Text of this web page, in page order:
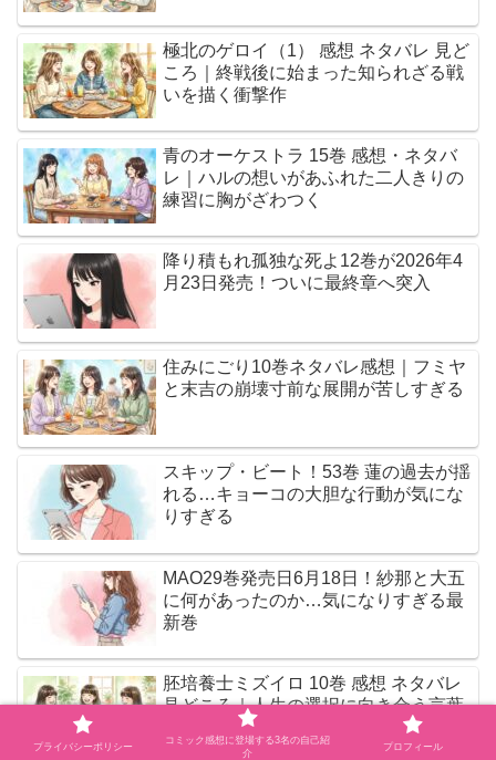
極北のゲロイ（1） 感想 ネタバレ 見ど
ころ｜終戦後に始まった知られざる戦
いを描く衝撃作
青のオーケストラ 15巻 感想・ネタバ
レ｜ハルの想いがあふれた二人きりの
練習に胸がざわつく
降り積もれ孤独な死よ12巻が2026年4
月23日発売！ついに最終章へ突入
住みにごり10巻ネタバレ感想｜フミヤ
と末吉の崩壊寸前な展開が苦しすぎる
スキップ・ビート！53巻 蓮の過去が揺
れる…キョーコの大胆な行動が気にな
りすぎる
MAO29巻発売日6月18日！紗那と大五
に何があったのか…気になりすぎる最
新巻
胚培養士ミズイロ 10巻 感想 ネタバレ
見どころ｜人生の選択に向き合う言葉
が胸に残る
プライバシーポリシー
コミック感想に登場する3名の自己紹
介
プロフィール